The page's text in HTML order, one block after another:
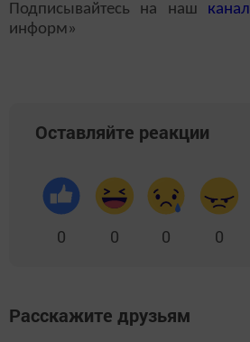
Подписывайтесь на наш канал
информ»
Оставляйте реакции
0 0 0 0
Расскажите друзьям